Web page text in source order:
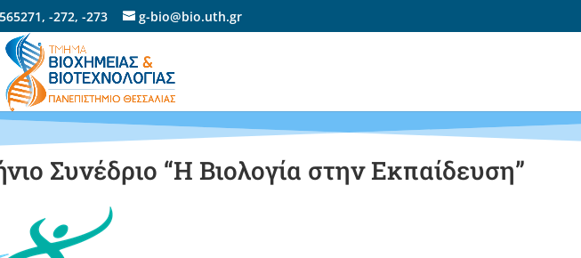
,-272,-273 g-bio@bio.uth.gr
Συνέδριο “Η Βιολογία στην Εκπαίδευση”